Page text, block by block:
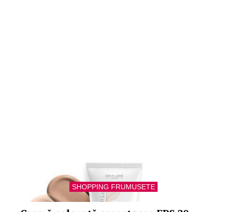
SHOPPING FRUMUSETE